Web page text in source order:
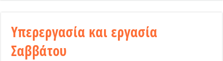
Υπερεργασία και εργασία
Σαββάτου